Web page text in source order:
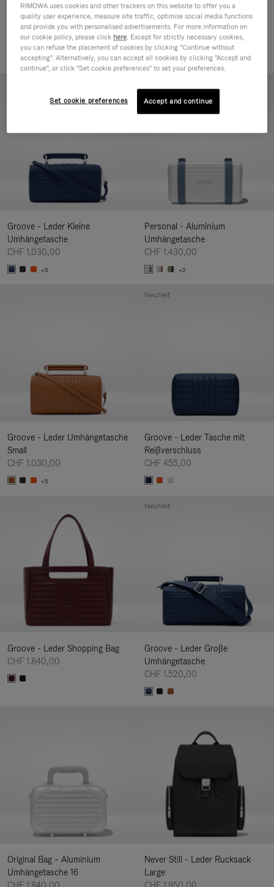
Groove - Leder Tasche mit
Reißverschluss
CHF 455,00
Groove - Leder Tasche mit
Reißverschluss
CHF 455,00
Groove - Leder Kleine
Umhängetasche
CHF 1.030,00
+5
Personal - Aluminium
Umhängetasche
CHF 1.430,00
+2
Groove - Leder Umhängetasche
Small
CHF 1.030,00
+5
Groove - Leder Tasche mit
Reißverschluss
CHF 455,00
Neuheit
Groove - Leder Shopping Bag
CHF 1.840,00
Groove - Leder Große
Umhängetasche
CHF 1.520,00
Neuheit
Original Bag – Aluminium
Umhängetasche 16
Never Still - Leder Rucksack
Large
RIMOWA uses cookies and other trackers on this website to offer you a
quality user experience, measure site traffic, optimise social media functions
and provide you with personalised advertisements. For more information on
our cookie policy, please click here. Except for strictly necessary cookies,
you can refuse the placement of cookies by clicking "Continue without
accepting". Alternatively, you can accept all cookies by clicking "Accept and
continue", or click "Set cookie preferences" to set your preferences.
Set cookie preferences Accept and continue